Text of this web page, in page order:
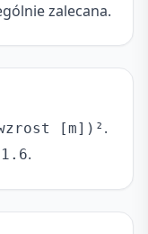
zalecana.
[m])² .
.